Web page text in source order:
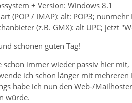
+ Version: Windows 8.1
(POP / IMAP): alt: POP3; nunmehr
(z.B. GMX): alt UPC; jetzt
schönen guten Tag!
schon immer wieder passiv hier
ich schon länger mit
habe ich nun den Web-/
würde.